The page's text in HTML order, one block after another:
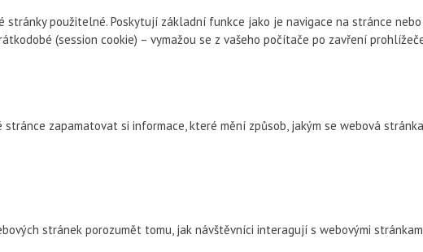
stránky použitelné. Poskytují základní funkce jako je navigace na stránce
(session cookie) – vymažou se z vašeho počítače po zavření
zapamatovat si informace, které mění způsob, jakým se webová
stránek porozumět tomu, jak návštěvníci interagují s webovými